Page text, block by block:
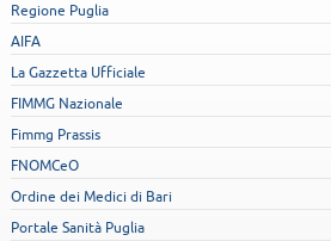
Regione Puglia
AIFA
La Gazzetta Ufficiale
FIMMG Nazionale
Fimmg Prassis
FNOMCeO
Ordine dei Medici di Bari
Portale Sanità Puglia